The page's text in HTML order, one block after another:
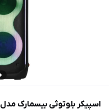
اسپیکر بلوتوثی بیسمارک مدل BM8004